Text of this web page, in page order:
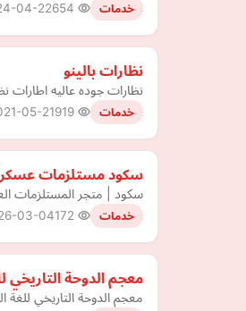
خدمات 04-22
نظارات بالينو
نظارات جوده عاليه
خدمات 05-21
سكود مستلزمات
سكود | متجر المستلزمات
خدمات 03-04
معجم الدوحة التاريخي
معجم الدوحة التاريخي للغة